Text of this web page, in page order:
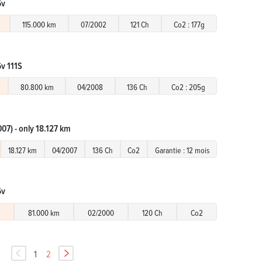
115.000 km 07/2002 121 Ch Co2 : 177g
111S
80.800 km 04/2008 136 Ch Co2 : 205g
- only 18.127 km
18.127 km 04/2007 136 Ch Co2 Garantie : 12 mois
81.000 km 02/2000 120 Ch Co2
1 2